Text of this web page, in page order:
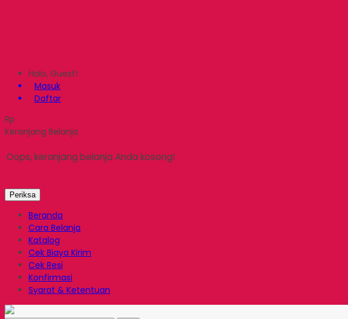
Halo, Guest!
Masuk
Daftar
Rp
Keranjang Belanja
Oops, keranjang belanja Anda kosong!
Periksa
Beranda
Cara Belanja
Katalog
Cek Biaya Kirim
Cek Resi
Konfirmasi
Syarat & Ketentuan